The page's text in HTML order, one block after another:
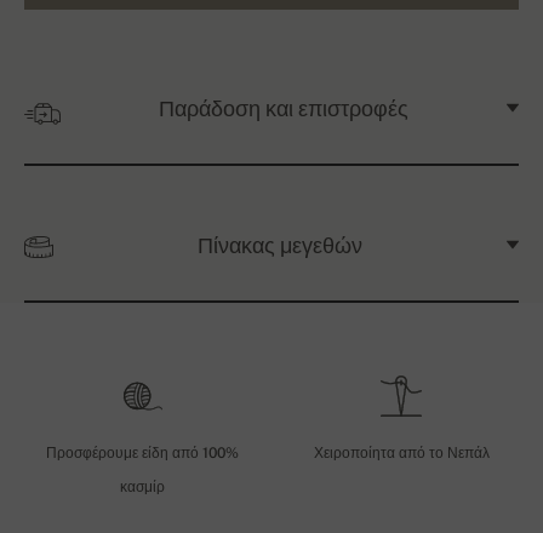
Παράδοση και επιστροφές
Πίνακας μεγεθών
Προσφέρουμε είδη από 100%
κασμίρ
Χειροποίητα από το Νεπάλ